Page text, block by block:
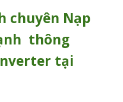
chuyên Nạp
thông
tại